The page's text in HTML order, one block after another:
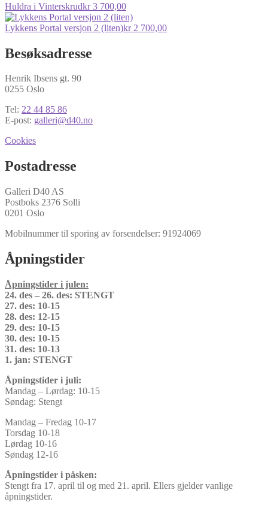
Huldra i Vinterskrudkr3 700,00
Lykkens Portal versjon 2 (liten)kr2 700,00
Besøksadresse
Henrik Ibsens gt. 90
0255 Oslo
Tel: 22 44 85 86
E-post: galleri@d40.no
Cookies
Postadresse
Galleri D40 AS
Postboks 2376 Solli
0201 Oslo
Mobilnummer til sporing av forsendelser: 91924069
Åpningstider
Åpningstider i julen:
24. des – 26. des: STENGT
27. des: 10-15
28. des: 12-15
29. des: 10-15
30. des: 10-15
31. des: 10-13
1. jan: STENGT
Åpningstider i juli:
Mandag – Lørdag: 10-15
Søndag: Stengt
Mandag – Fredag 10-17
Torsdag 10-18
Lørdag 10-16
Søndag 12-16
Åpningstider i påsken:
Stengt fra 17. april til og med 21. april. Ellers gjelder vanlige
åpningstider.